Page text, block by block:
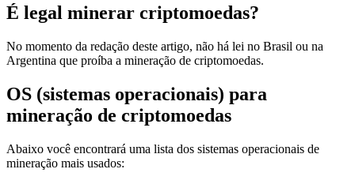
É legal minerar criptomoedas?
No momento da redação deste artigo, não há lei no Brasil ou na
Argentina que proíba a mineração de criptomoedas.
OS (sistemas operacionais) para
mineração de criptomoedas
Abaixo você encontrará uma lista dos sistemas operacionais de
mineração mais usados: